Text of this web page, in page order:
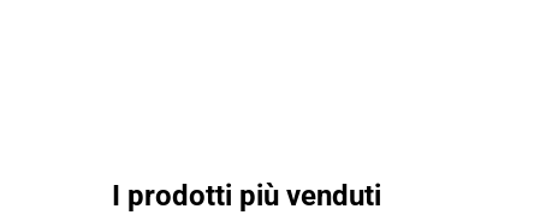
I prodotti più venduti